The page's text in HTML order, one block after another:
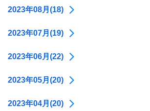
2023年08月(18)
2023年07月(19)
2023年06月(22)
2023年05月(20)
2023年04月(20)